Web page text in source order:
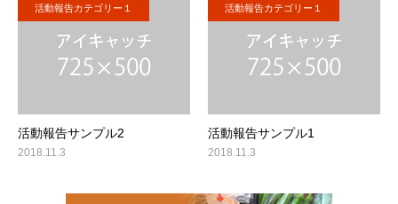
活動報告カテゴリー１
活動報告サンプル2
2018.11.3
活動報告カテゴリー１
活動報告サンプル1
2018.11.3